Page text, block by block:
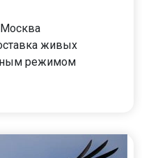
живых
режимом